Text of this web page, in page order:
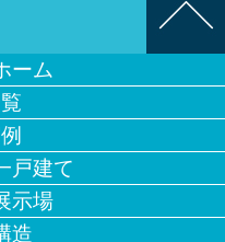
ーム
戸建て
示場
造